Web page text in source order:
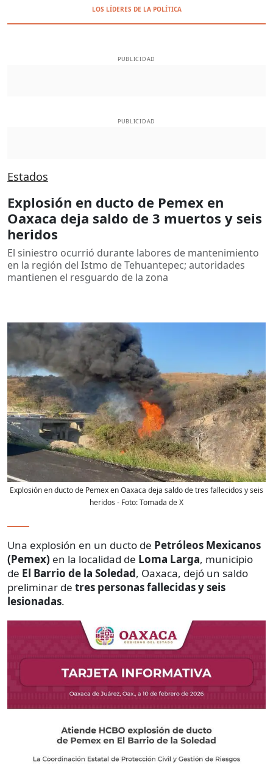
LOS LÍDERES DE LA POLÍTICA
PUBLICIDAD
PUBLICIDAD
Estados
Explosión en ducto de Pemex en
Oaxaca deja saldo de 3 muertos y seis
heridos
El siniestro ocurrió durante labores de mantenimiento
en la región del Istmo de Tehuantepec; autoridades
mantienen el resguardo de la zona
Explosión en ducto de Pemex en Oaxaca deja saldo de tres fallecidos y seis
heridos - Foto:Tomada de X
Una explosión en un ducto de Petróleos Mexicanos
(Pemex) en la localidad de Loma Larga, municipio
de El Barrio de la Soledad, Oaxaca, dejó un saldo
preliminar de tres personas fallecidas y seis
lesionadas.